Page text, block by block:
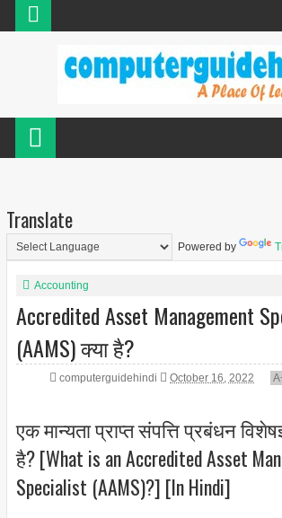
Translate
Powered by
Accounting
Accredited Asset Management
(AAMS) क्या है?
computerguidehindi October 16, 2022 A
एक मान्यता प्राप्त संपत्ति प्रबंधन
है? [What is an Accredited Asset
Specialist (AAMS)?] [In Hindi]